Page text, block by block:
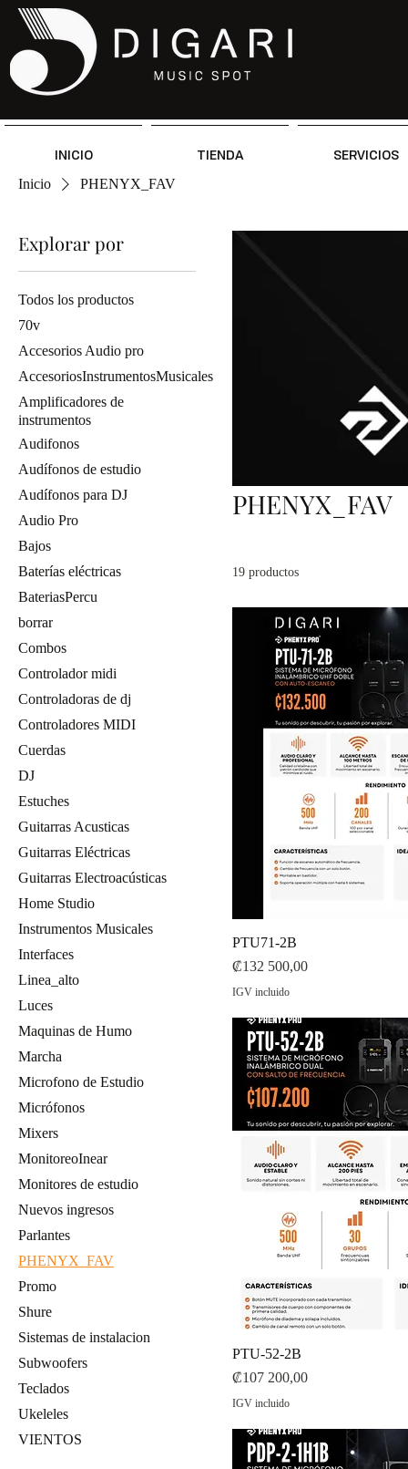
INICIO TIENDA SERVICIOS
Inicio PHENYX_FAV
Explorar por
Todos los productos
70v
Accesorios Audio pro
AccesoriosInstrumentosMusicales
Amplificadores de
instrumentos
Audifonos
Audífonos de estudio
Audífonos para DJ
Audio Pro
Bajos
Baterías eléctricas
BateriasPercu
borrar
Combos
Controlador midi
Controladoras de dj
Controladores MIDI
Cuerdas
DJ
Estuches
Guitarras Acusticas
Guitarras Eléctricas
Guitarras Electroacústicas
Home Studio
Instrumentos Musicales
Interfaces
Linea_alto
Luces
Maquinas de Humo
Marcha
Microfono de Estudio
Micrófonos
Mixers
MonitoreoInear
Monitores de estudio
Nuevos ingresos
Parlantes
PHENYX_FAV
Promo
Shure
Sistemas de instalacion
Subwoofers
Teclados
Ukeleles
VIENTOS
PHENYX_FAV
19 productos
PTU71-2B
Precio
₡132 500,00
IGV incluido
PTU-52-2B
Precio
₡107 200,00
IGV incluido